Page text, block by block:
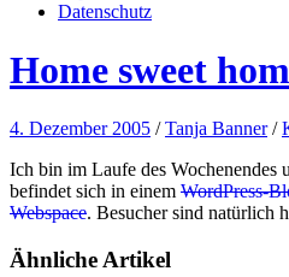
Datenschutz
Home sweet
4. Dezember 2005 /Tanja Banner /
Ich bin im Laufe des Wochenendes
befindet sich in einem WordPress-
Webspace. Besucher sind natürlich
Ähnliche Artikel